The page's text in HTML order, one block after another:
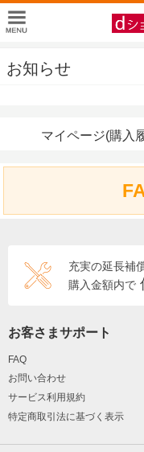
お知らせ
マイページ(購入
充実の延長補
購入金額内で
お客さまサポート
FAQ
お問い合わせ
サービス利用規約
特定商取引法に基づく表示